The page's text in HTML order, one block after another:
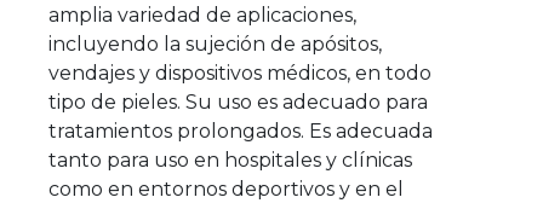
amplia variedad de aplicaciones,
incluyendo la sujeción de apósitos,
vendajes y dispositivos médicos, en todo
tipo de pieles. Su uso es adecuado para
tratamientos prolongados. Es adecuada
tanto para uso en hospitales y clínicas
como en entornos deportivos y en el